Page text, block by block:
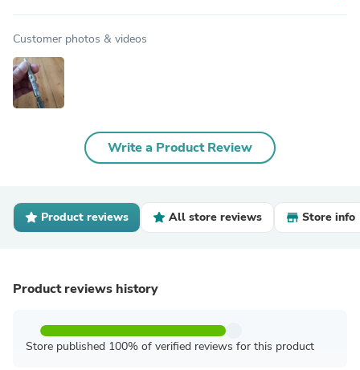
Customer photos & videos
Write a Product Review
Product reviews All store reviews Store info
Product reviews history
Store published 100% of verified reviews for this product